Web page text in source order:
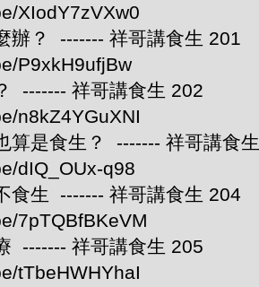
XIodY7zVXw0
辦？ ------- 祥哥講食生 201
P9xkH9ufjBw
------- 祥哥講食生 202
n8kZ4YGuXNI
算是食生？ ------- 祥哥講食
dIQ_OUx-q98
食生 ------- 祥哥講食生 204
7pTQBfBKeVM
------- 祥哥講食生 205
tTbeHWHYhaI